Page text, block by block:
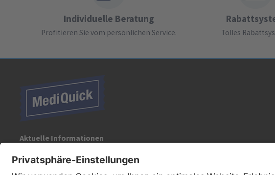
Individuelle Beratung
Profitieren Sie vom persönlichen Service. Tolles
Aktuelle Informationen